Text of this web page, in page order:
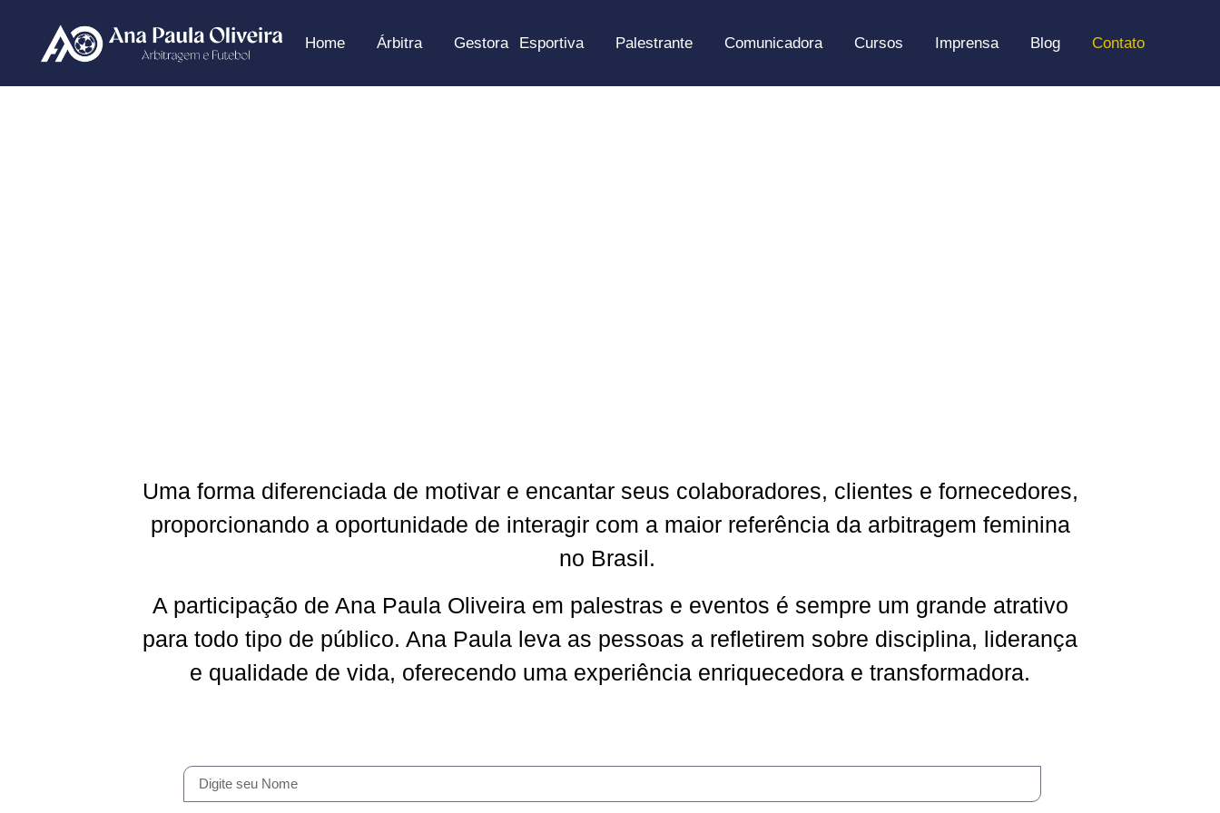
Home Árbitra Gestora Esportiva Palestrante Comunicadora Cursos Imprensa Blog Contato
Uma forma diferenciada de motivar e encantar seus colaboradores, clientes e fornecedores,
proporcionando a oportunidade de interagir com a maior referência da arbitragem feminina
no Brasil.
A participação de Ana Paula Oliveira em palestras e eventos é sempre um grande atrativo
para todo tipo de público. Ana Paula leva as pessoas a refletirem sobre disciplina, liderança
e qualidade de vida, oferecendo uma experiência enriquecedora e transformadora.